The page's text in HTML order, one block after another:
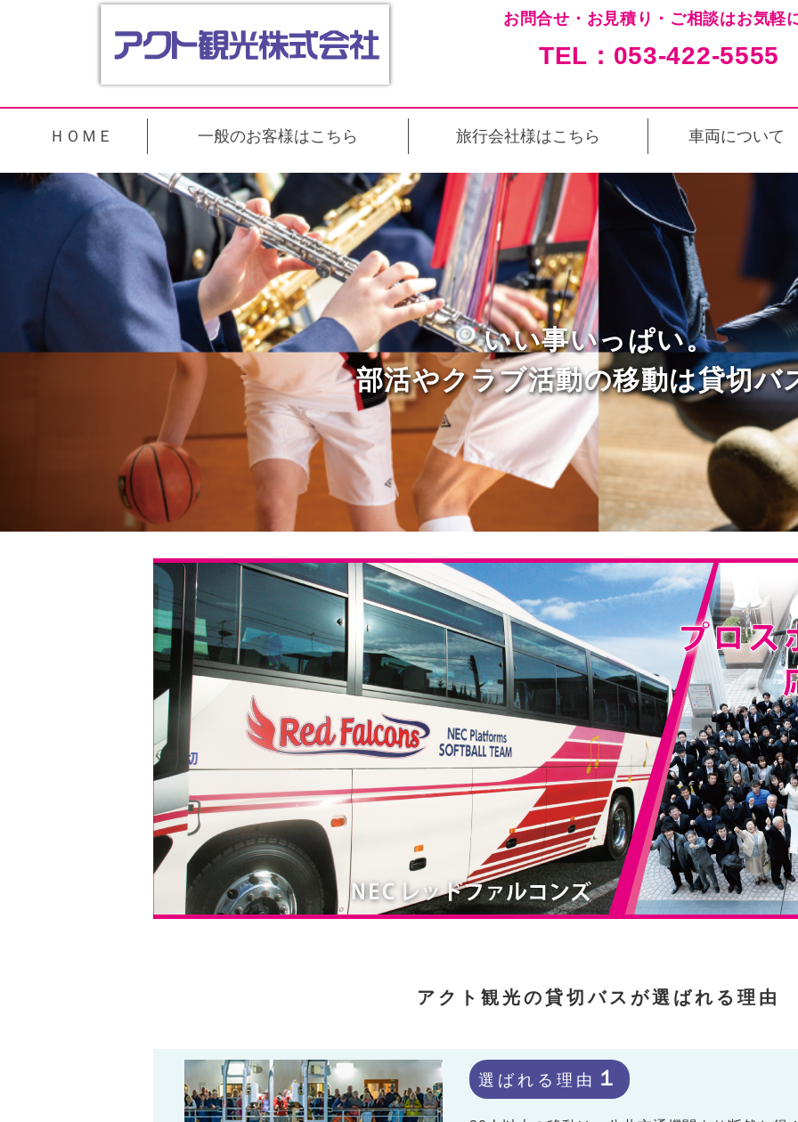
お問合せ・お見積り・ご相談はお気軽
TEL：053-422-5555
ＨＯＭＥ 一般のお客様はこちら 旅行会社様はこちら 車両について
いい事いっぱい。
部活やクラブ活動の移動は貸切バ
アクト観光の貸切バスが選ばれる理由
選ばれる理由 １